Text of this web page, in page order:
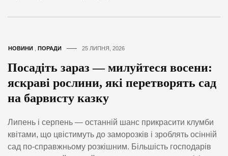
НОВИНИ ПОРАДИ 25 ЛИПНЯ, 2026
Посадіть зараз — милуйтеся восени:
яскраві рослини, які перетворять сад
на барвисту казку
Липень і серпень — останній шанс прикрасити клумби
квітами, що цвістимуть до заморозків і зроблять осінній
сад по-справжньому розкішним. Більшість господарів